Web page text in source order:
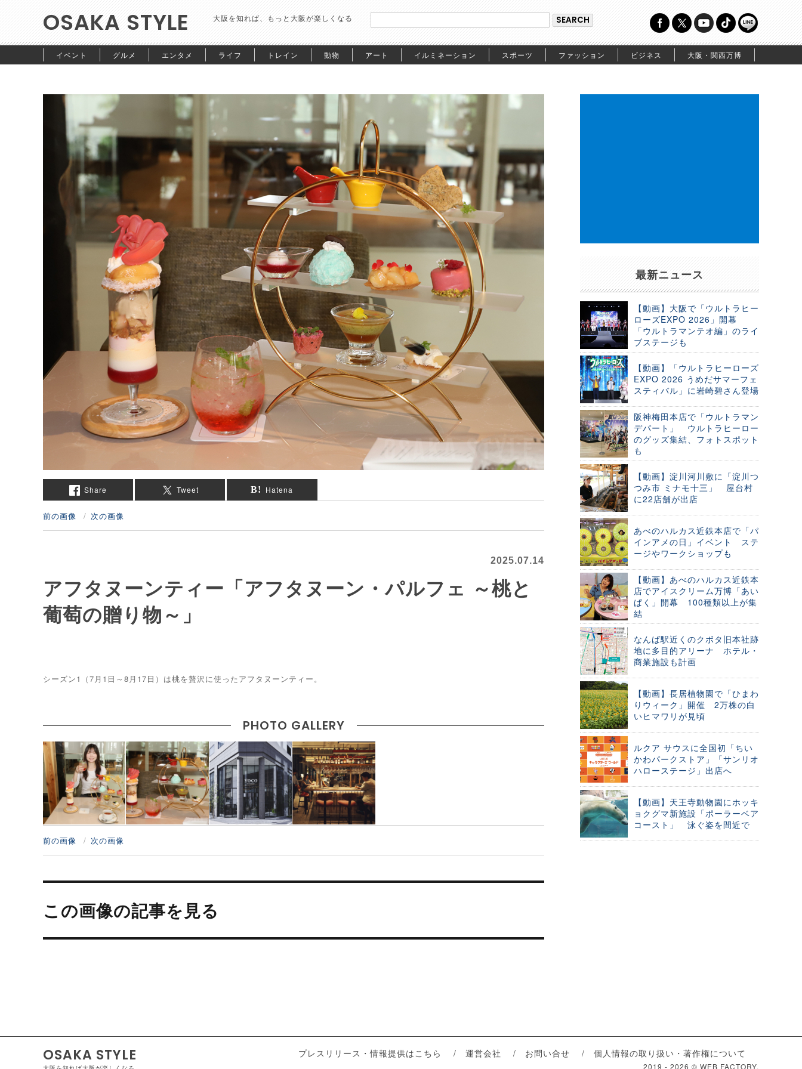
OSAKA STYLE 大阪を知れば、もっと大阪が楽しくなる
イベント グルメ エンタメ ライフ トレイン 動物 アート イルミネーション スポーツ ファッション ビジネス 大阪・関西万博
Share Tweet Hatena
前の画像 次の画像
2025.07.14
アフタヌーンティー「アフタヌーン・パルフェ ～桃と
葡萄の贈り物～」
シーズン1（7月1日～8月17日）は桃を贅沢に使ったアフタヌーンティー。
PHOTO GALLERY
前の画像 次の画像
投
ナ
ビ
ー
この画像の記事を見る
最新ニュース
【動画】大阪で「ウルトラヒー
ローズEXPO 2026」開幕
「ウルトラマンテオ編」のライ
ブステージも
【動画】「ウルトラヒーローズ
EXPO 2026 うめだサマーフェ
スティバル」に岩崎碧さん登場
阪神梅田本店で「ウルトラマン
デパート」 ウルトラヒーロー
のグッズ集結、フォトスポット
も
【動画】淀川河川敷に「淀川つ
つみ市 ミナモ十三」 屋台村
に22店舗が出店
あべのハルカス近鉄本店で「パ
インアメの日」イベント ステ
ージやワークショップも
【動画】あべのハルカス近鉄本
店でアイスクリーム万博「あい
ぱく」開幕 100種類以上が集
結
なんば駅近くのクボタ旧本社跡
地に多目的アリーナ ホテル・
商業施設も計画
【動画】長居植物園で「ひまわ
りウィーク」開催 2万株の白
いヒマワリが見頃
ルクア サウスに全国初「ちい
かわパークストア」「サンリオ
ハローステージ」出店へ
【動画】天王寺動物園にホッキ
ョクグマ新施設「ポーラーベア
コースト」 泳ぐ姿を間近で
OSAKA STYLE プレスリリース・情報提供はこちら 運営会社 お問い合せ 個人情報の取り扱い・著作権について
2019 - 2026 © WEB FACTORY.